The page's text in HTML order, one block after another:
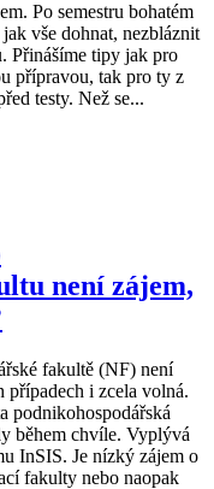
Po semestru bohatém
vše dohnat, nezbláznit
Přinášíme tipy jak pro
přípravou, tak pro ty z
testy. Než se...
není zájem,
fakultě (NF) není
případech i zcela volná.
podnikohospodářská
během chvíle. Vyplývá
InSIS. Je nízký zájem o
fakulty nebo naopak